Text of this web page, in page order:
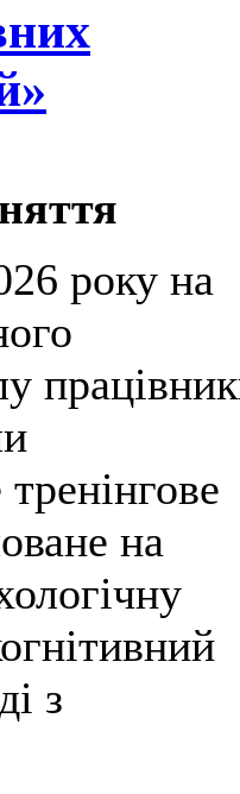
року на
тренінгове
на
з